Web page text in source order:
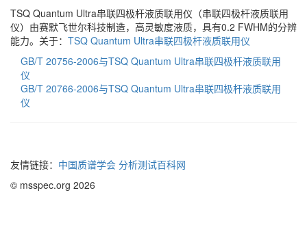
TSQ Quantum Ultra串联四极杆液质联用仪（串联四极杆液质联用
仪）由赛默飞世尔科技制造，高灵敏度液质，具有0.2 FWHM的分辨
能力。关于： TSQ Quantum Ultra串联四极杆液质联用仪
GB/T 20756-2006与TSQ Quantum Ultra串联四极杆液质联用
仪
GB/T 20766-2006与TSQ Quantum Ultra串联四极杆液质联用
仪
友情链接： 中国质谱学会 分析测试百科网
© msspec.org 2026